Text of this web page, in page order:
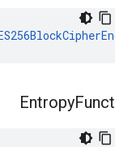
EntropyFunct